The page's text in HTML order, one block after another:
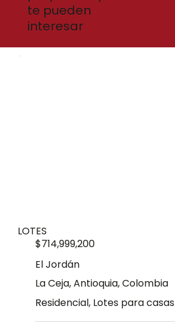
te pueden
interesar
LOTES
$714,999,200
El Jordán
La Ceja, Antioquia, Colombia
Residencial, Lotes para casas